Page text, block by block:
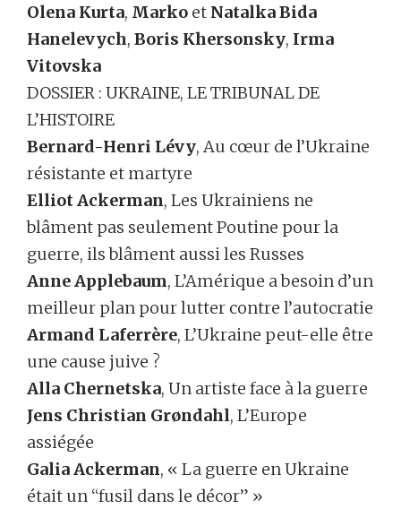
Olena Kurta, Marko et Natalka Bida
Hanelevych, Boris Khersonsky, Irma
Vitovska
DOSSIER : UKRAINE, LE TRIBUNAL DE
L’HISTOIRE
Bernard-Henri Lévy, Au cœur de l’Ukraine
résistante et martyre
Elliot Ackerman, Les Ukrainiens ne
blâment pas seulement Poutine pour la
guerre, ils blâment aussi les Russes
Anne Applebaum, L’Amérique a besoin d’un
meilleur plan pour lutter contre l’autocratie
Armand Laferrère, L’Ukraine peut-elle être
une cause juive ?
Alla Chernetska, Un artiste face à la guerre
Jens Christian Grøndahl, L’Europe
assiégée
Galia Ackerman, « La guerre en Ukraine
était un “fusil dans le décor” »